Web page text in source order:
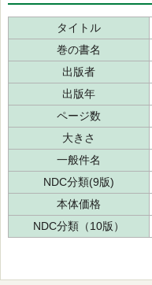
タイトル
巻の書名
出版者
出版年
ページ数
大きさ
一般件名
NDC分類(9版)
本体価格
NDC分類（10版）